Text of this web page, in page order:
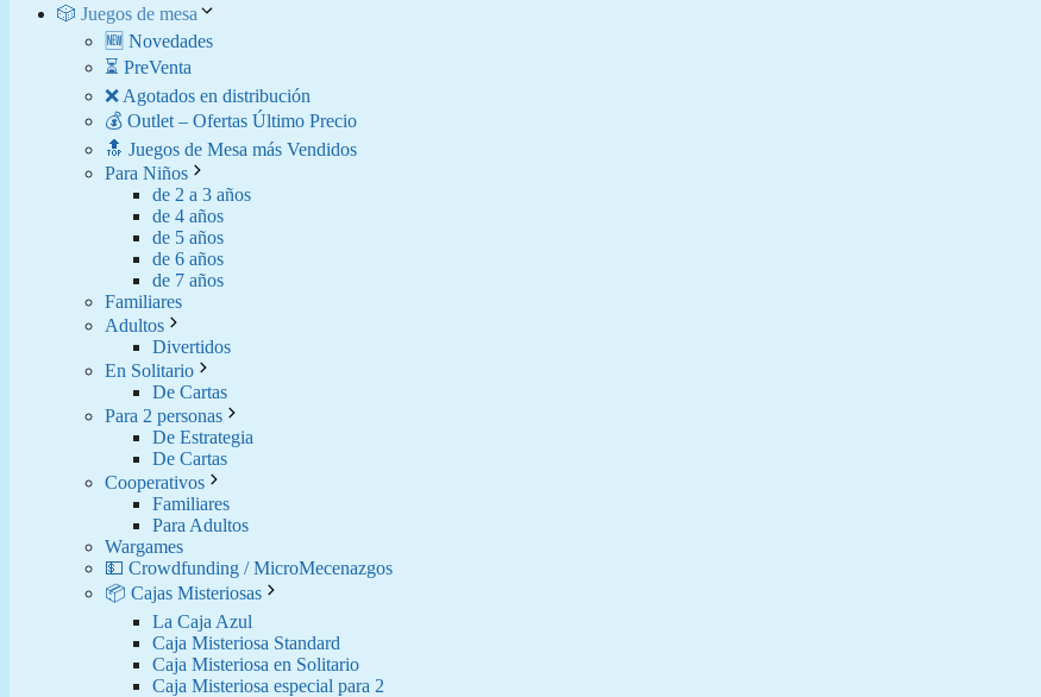
🎲 Juegos de mesa
🆕 Novedades
⏳ PreVenta
❌ Agotados en distribución
💰 Outlet – Ofertas Último Precio
🔝 Juegos de Mesa más Vendidos
Para Niños
de 2 a 3 años
de 4 años
de 5 años
de 6 años
de 7 años
Familiares
Adultos
Divertidos
En Solitario
De Cartas
Para 2 personas
De Estrategia
De Cartas
Cooperativos
Familiares
Para Adultos
Wargames
💵 Crowdfunding / MicroMecenazgos
📦 Cajas Misteriosas
La Caja Azul
Caja Misteriosa Standard
Caja Misteriosa en Solitario
Caja Misteriosa especial para 2